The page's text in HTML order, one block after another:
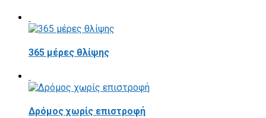
365 μέρες θλίψης
Δρόμος χωρίς επιστροφή